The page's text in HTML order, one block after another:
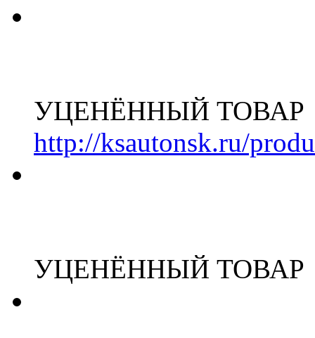
УЦЕНЁННЫЙ ТОВАР
http://ksautonsk.ru/
УЦЕНЁННЫЙ ТОВАР